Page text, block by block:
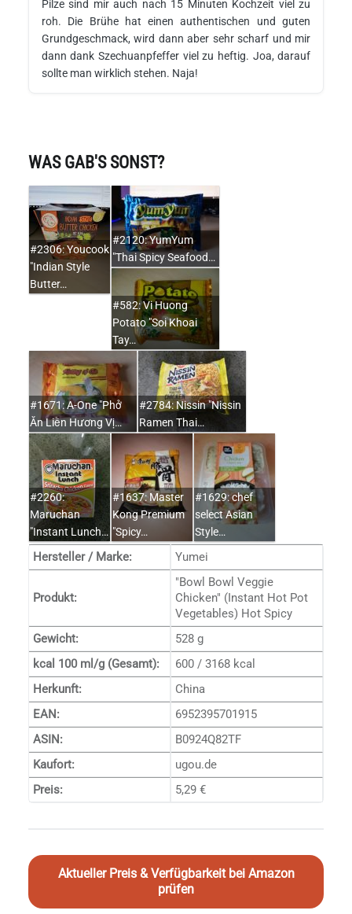
Pilze sind mir auch nach 15 Minuten Kochzeit viel zu
roh. Die Brühe hat einen authentischen und guten
Grundgeschmack, wird dann aber sehr scharf und mir
dann dank Szechuanpfeffer viel zu heftig. Joa, darauf
sollte man wirklich stehen. Naja!
WAS GAB'S SONST?
#2306: Youcook
"Indian Style
Butter…
#2120: YumYum
"Thai Spicy Seafood…
#582: Vi Huong
Potato "Soi Khoai
Tay…
#1671: A-One "Phở
Ăn Liền Hương Vị…
#2784: Nissin "Nissin
Ramen Thai…
#2260:
Maruchan
"Instant Lunch…
#1637: Master
Kong Premium
"Spicy…
#1629: chef
select Asian
Style…
Hersteller / Marke: Yumei
Produkt:
"Bowl Bowl Veggie
Chicken" (Instant Hot Pot
Vegetables) Hot Spicy
Gewicht:
528 g
kcal 100 ml/g (Gesamt):
600 / 3168 kcal
Herkunft:
China
EAN:
6952395701915
ASIN:
B0924Q82TF
Kaufort:
ugou.de
Preis:
5,29 €
Aktueller Preis & Verfügbarkeit bei Amazon
prüfen